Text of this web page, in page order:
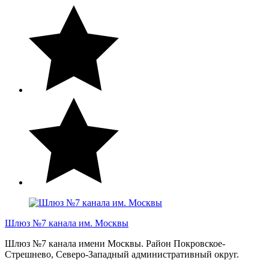
Шлюз №7 канала им. Москвы
Шлюз №7 канала имени Москвы. Район Покровское-
Стрешнево, Северо-Западный административный округ.